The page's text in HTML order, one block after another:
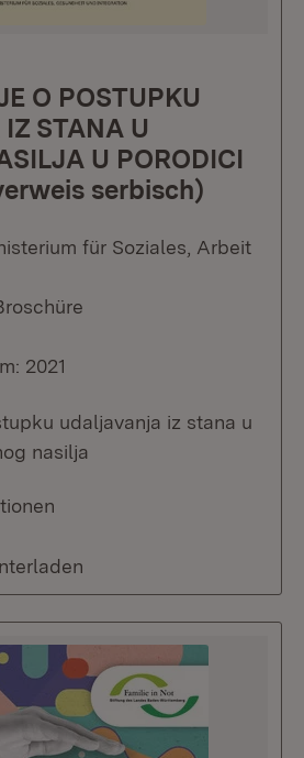
O POSTUPKU
STANA U
U PORODICI
serbisch)
für Soziales, Arbeit
2021
udaljavanja iz stana u
nasilja